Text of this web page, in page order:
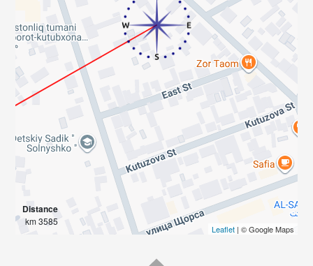
Distance
3585 km
Leaflet| © Google Maps